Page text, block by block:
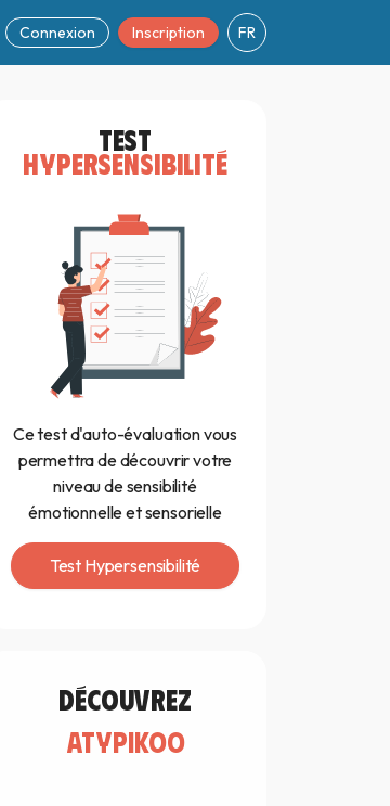
Connexion Inscription FR
TEST
HYPERSENSIBILITÉ
Ce test d'auto-évaluation vous
permettra de découvrir votre
niveau de sensibilité
émotionnelle et sensorielle
Test Hypersensibilité
découvrez
atypikoo